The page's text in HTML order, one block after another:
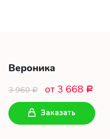
Вероника
3 960Р от 3 668 Р
Заказать